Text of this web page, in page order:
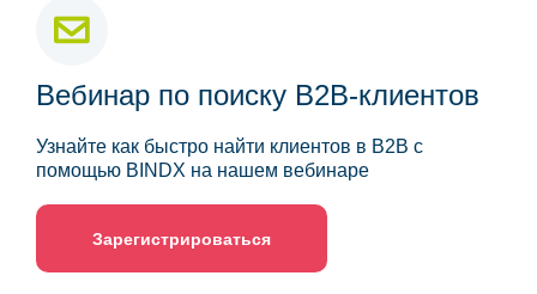
Вебинар по поиску B2B-клиентов
Узнайте как быстро найти клиентов в B2B с
помощью BINDX на нашем вебинаре
Зарегистрироваться